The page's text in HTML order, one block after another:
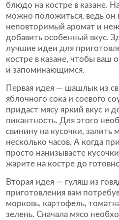
блюдо на костре в казане.
можно положиться, ведь он
неповторимый аромат и
добавить особенный вкус.
лучшие идеи для
костре в казане, чтобы ваш
и запоминающимся.
Первая идея — шашлык из
яблочного сока и соевого
придаст мясу яркий вкус и
пикантность. Для этого
свинину на кусочки, залить
несколько часов. А когда
просто нанизываете
жарите на костре до
Вторая идея — гуляш из
приготовления вам
морковь, картофель,
зелень. Сначала мясо